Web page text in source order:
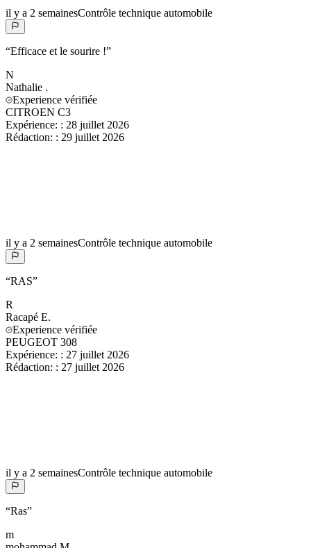
il y a 2 semainesContrôle technique automobile
“Efficace et le sourire !”
N
Nathalie .
Experience vérifiée
CITROEN C3
Expérience: : 28 juillet 2026
Rédaction: : 29 juillet 2026
il y a 2 semainesContrôle technique automobile
“RAS”
R
Racapé E.
Experience vérifiée
PEUGEOT 308
Expérience: : 27 juillet 2026
Rédaction: : 27 juillet 2026
il y a 2 semainesContrôle technique automobile
“Ras”
m